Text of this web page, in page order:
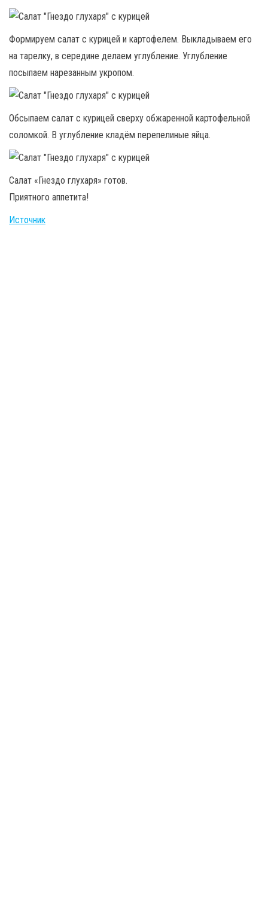
Формируем салат с курицей и картофелем. Выкладываем его
на тарелку, в середине делаем углубление. Углубление
посыпаем нарезанным укропом.
Обсыпаем салат с курицей сверху обжаренной картофельной
соломкой. В углубление кладём перепелиные яйца.
Салат «Гнездо глухаря» готов.
Приятного аппетита!
Источник